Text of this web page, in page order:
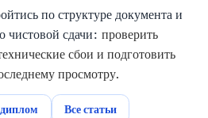
по структуре документа и
чистовой сдачи: проверить
сбои и подготовить
просмотру.
Все статьи